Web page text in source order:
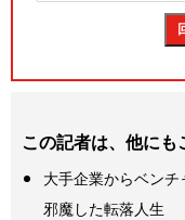
この記者は、他に
大手企業からベン
邪魔した転落人生